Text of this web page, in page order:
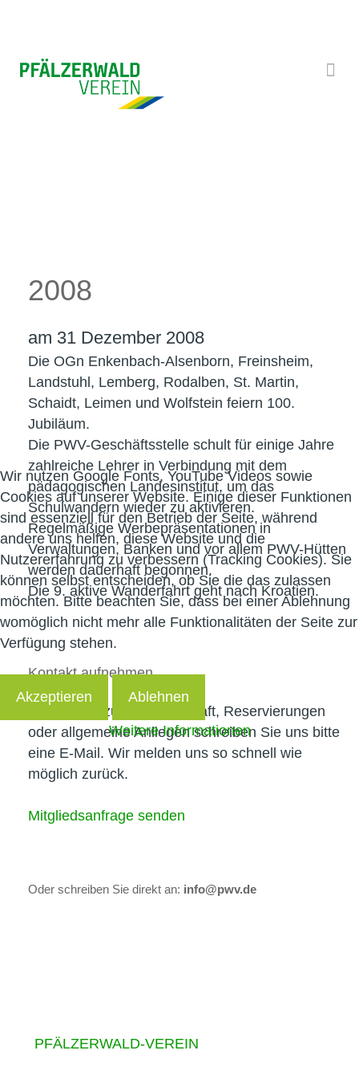
2008
am 31 Dezember 2008
Die OGn Enkenbach-Alsenborn, Freinsheim,
Landstuhl, Lemberg, Rodalben, St. Martin,
Schaidt, Leimen und Wolfstein feiern 100.
Jubiläum.
Die PWV-Geschäftsstelle schult für einige Jahre
zahlreiche Lehrer in Verbindung mit dem
pädagogischen Landesinstitut, um das
Schulwandern wieder zu aktivieren.
Regelmäßige Werbepräsentationen in
Verwaltungen, Banken und vor allem PWV-Hütten
werden dauerhaft begonnen.
Die 9. aktive Wanderfahrt geht nach Kroatien.
Kontakt aufnehmen
Für Fragen zur Mitgliedschaft, Reservierungen
oder allgemeine Anliegen schreiben Sie uns bitte
eine E‑Mail. Wir melden uns so schnell wie
möglich zurück.
Mitgliedsanfrage senden
Oder schreiben Sie direkt an: info@pwv.de
PFÄLZERWALD-VEREIN
Wir nutzen Google Fonts, YouTube Videos sowie
Cookies auf unserer Website. Einige dieser Funktionen
sind essenziell für den Betrieb der Seite, während
andere uns helfen, diese Website und die
Nutzererfahrung zu verbessern (Tracking Cookies). Sie
können selbst entscheiden, ob Sie die das zulassen
möchten. Bitte beachten Sie, dass bei einer Ablehnung
womöglich nicht mehr alle Funktionalitäten der Seite zur
Verfügung stehen.
Akzeptieren Ablehnen
Weitere Informationen